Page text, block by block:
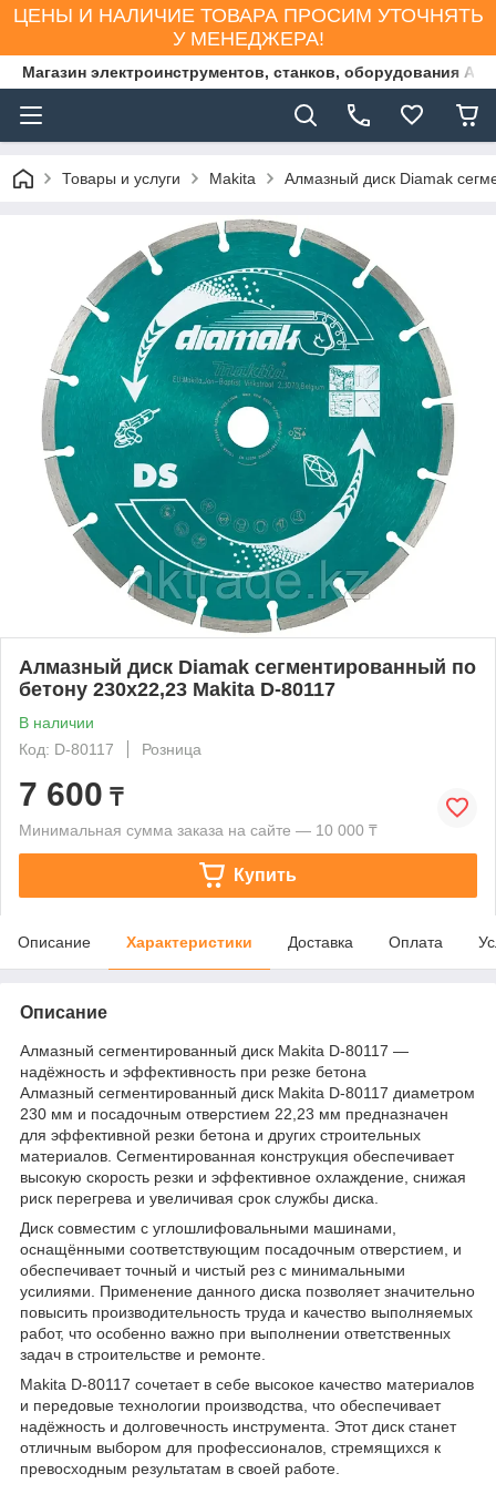
ЦЕНЫ И НАЛИЧИЕ ТОВАРА ПРОСИМ УТОЧНЯТЬ
У МЕНЕДЖЕРА!
Магазин электроинструментов, станков, оборудования
Товары и услуги Makita Алмазный диск Diamak
Алмазный диск Diamak сегментированный по
бетону 230x22,23 Makita D-80117
В наличии
Код: D-80117
Розница
7 600 ₸
Минимальная сумма заказа на сайте — 10 000 ₸
Купить
Описание Характеристики Доставка Оплата
Описание
Алмазный сегментированный диск Makita D-80117 —
надёжность и эффективность при резке бетона
Алмазный сегментированный диск Makita D-80117 диаметром
230 мм и посадочным отверстием 22,23 мм предназначен
для эффективной резки бетона и других строительных
материалов. Сегментированная конструкция обеспечивает
высокую скорость резки и эффективное охлаждение, снижая
риск перегрева и увеличивая срок службы диска.
Диск совместим с углошлифовальными машинами,
оснащёнными соответствующим посадочным отверстием, и
обеспечивает точный и чистый рез с минимальными
усилиями. Применение данного диска позволяет значительно
повысить производительность труда и качество выполняемых
работ, что особенно важно при выполнении ответственных
задач в строительстве и ремонте.
Makita D-80117 сочетает в себе высокое качество материалов
и передовые технологии производства, что обеспечивает
надёжность и долговечность инструмента. Этот диск станет
отличным выбором для профессионалов, стремящихся к
превосходным результатам в своей работе.